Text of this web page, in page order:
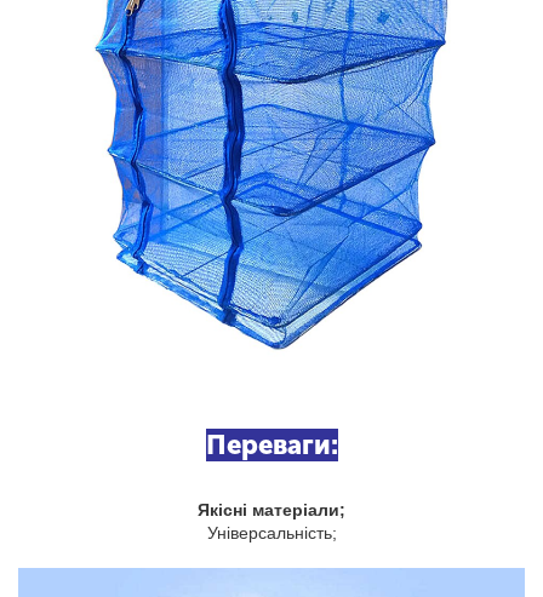
Переваги:
Якісні матеріали;
Універсальність;